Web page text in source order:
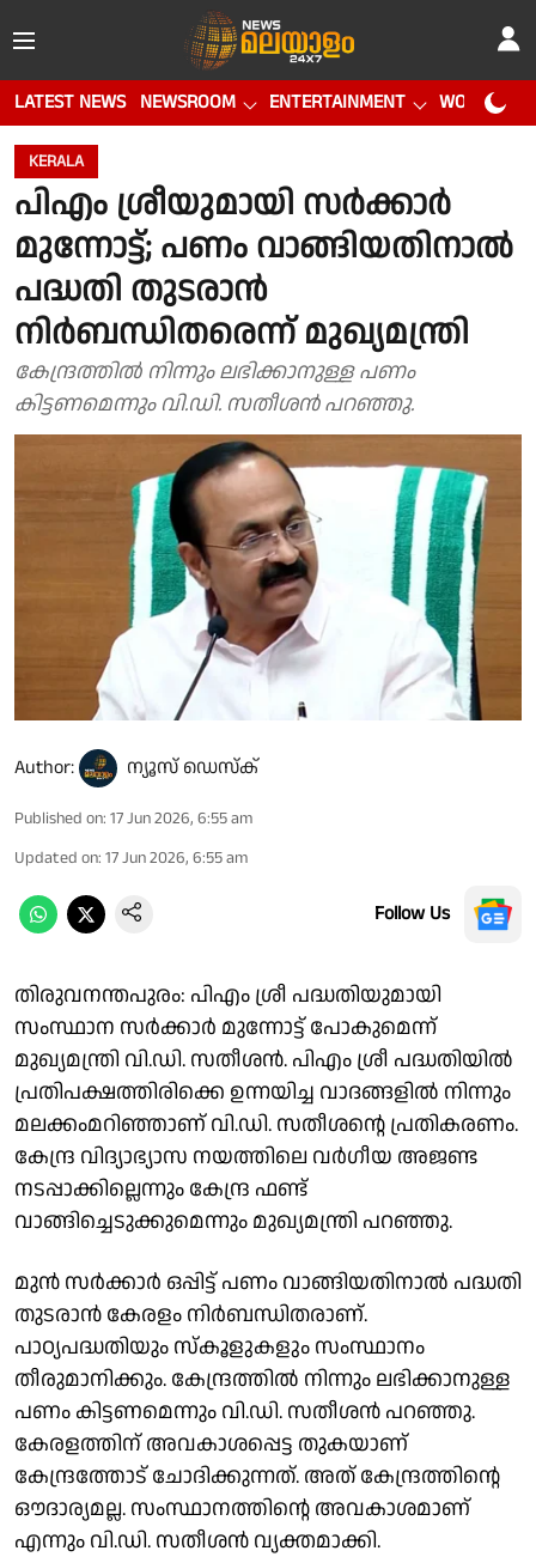
LATEST NEWS NEWSROOM ENTERTAINMENT WORLD CUP
KERALA
പിഎം ശ്രീയുമായി സർക്കാർ
മുന്നോട്ട്; പണം വാങ്ങിയതിനാൽ
പദ്ധതി തുടരാൻ
നിർബന്ധിതരെന്ന് മുഖ്യമന്ത്രി
കേന്ദ്രത്തിൽ നിന്നും ലഭിക്കാനുള്ള പണം
കിട്ടണമെന്നും വി.ഡി. സതീശൻ പറഞ്ഞു.
Author: ന്യൂസ് ഡെസ്ക്
Published on: 17 Jun 2026, 6:55 am
Updated on: 17 Jun 2026, 6:55 am
Follow Us
തിരുവനന്തപുരം: പിഎം ശ്രീ പദ്ധതിയുമായി
സംസ്ഥാന സർക്കാർ മുന്നോട്ട് പോകുമെന്ന്
മുഖ്യമന്ത്രി വി.ഡി. സതീശൻ. പിഎം ശ്രീ പദ്ധതിയിൽ
പ്രതിപക്ഷത്തിരിക്കെ ഉന്നയിച്ച വാദങ്ങളിൽ നിന്നും
മലക്കംമറിഞ്ഞാണ് വി.ഡി. സതീശൻ്റെ പ്രതികരണം.
കേന്ദ്ര വിദ്യാഭ്യാസ നയത്തിലെ വർഗീയ അജണ്ട
നടപ്പാക്കില്ലെന്നും കേന്ദ്ര ഫണ്ട്
വാങ്ങിച്ചെടുക്കുമെന്നും മുഖ്യമന്ത്രി പറഞ്ഞു.
മുൻ സർക്കാർ ഒപ്പിട്ട് പണം വാങ്ങിയതിനാൽ പദ്ധതി
തുടരാൻ കേരളം നിർബന്ധിതരാണ്.
പാഠ്യപദ്ധതിയും സ്കൂളുകളും സംസ്ഥാനം
തീരുമാനിക്കും. കേന്ദ്രത്തിൽ നിന്നും ലഭിക്കാനുള്ള
പണം കിട്ടണമെന്നും വി.ഡി. സതീശൻ പറഞ്ഞു.
കേരളത്തിന് അവകാശപ്പെട്ട തുകയാണ്
കേന്ദ്രത്തോട് ചോദിക്കുന്നത്. അത് കേന്ദ്രത്തിൻ്റെ
ഔദാര്യമല്ല. സംസ്ഥാനത്തിൻ്റെ അവകാശമാണ്
എന്നും വി.ഡി. സതീശൻ വ്യക്തമാക്കി.